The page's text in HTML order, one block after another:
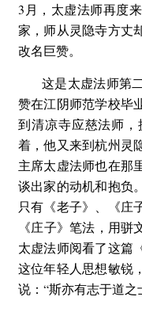
3月，太虚法师再度
家，师从灵隐寺方丈
改名巨赞。
这是太虚法师第
赞在江阴师范学校毕
到清凉寺应慈法师
着，他又来到杭州灵
主席太虚法师也在那
谈出家的动机和抱负
只有《老子》、《庄
《庄子》笔法，用骈
太虚法师阅看了这篇
这位年轻人思想敏锐
说：“斯亦有志于道